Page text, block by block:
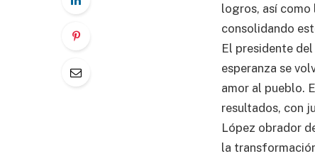
logros, así como
consolidando
El presidente
esperanza se
amor al pueblo.
resultados, con
López obrador
la